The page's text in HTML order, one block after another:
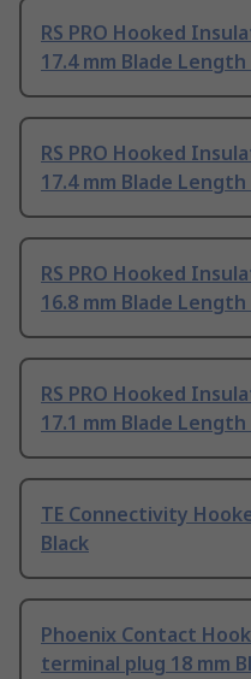
RS PRO Hooked
17.4 mm Blade Length
RS PRO Hooked
17.4 mm Blade Length
RS PRO Hooked
16.8 mm Blade Length
RS PRO Hooked
17.1 mm Blade Length
TE Connectivity
Black
Phoenix Contact
terminal plug 18 mm